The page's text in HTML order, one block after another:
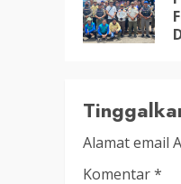
Alamat email
Komentar*